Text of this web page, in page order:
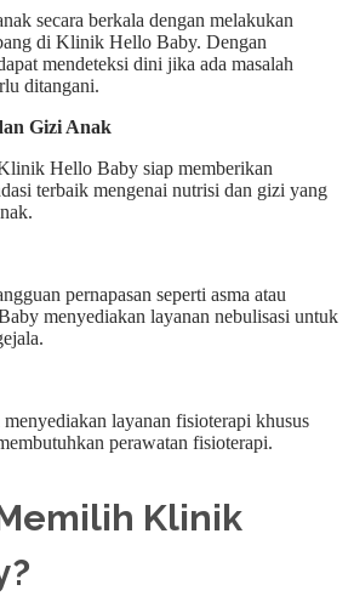
secara berkala dengan melakukan
di Klinik Hello Baby. Dengan
mendeteksi dini jika ada masalah
ditangani.
Gizi Anak
Hello Baby siap memberikan
terbaik mengenai nutrisi dan gizi yang
pernapasan seperti asma atau
menyediakan layanan nebulisasi untuk
layanan fisioterapi khusus
perawatan fisioterapi.
Klinik